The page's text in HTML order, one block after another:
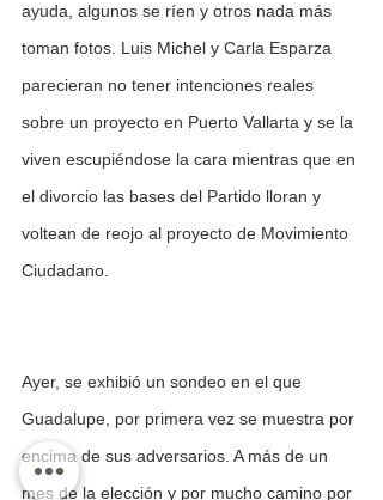
ayuda, algunos se ríen y otros nada más
toman fotos. Luis Michel y Carla Esparza
parecieran no tener intenciones reales
sobre un proyecto en Puerto Vallarta y se la
viven escupiéndose la cara mientras que en
el divorcio las bases del Partido lloran y
voltean de reojo al proyecto de Movimiento
Ciudadano.
Ayer, se exhibió un sondeo en el que
Guadalupe, por primera vez se muestra por
encima de sus adversarios. A más de un
mes de la elección y por mucho camino por